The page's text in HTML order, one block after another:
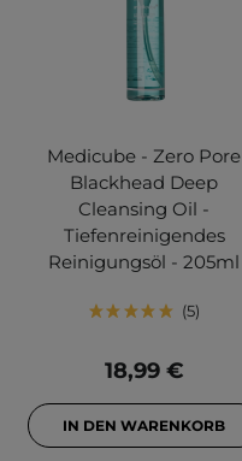
Medicube - Zero Pore
Blackhead Deep
Cleansing Oil -
Tiefenreinigendes
Reinigungsöl - 205ml
5
18,99 €
IN DEN WARENKORB